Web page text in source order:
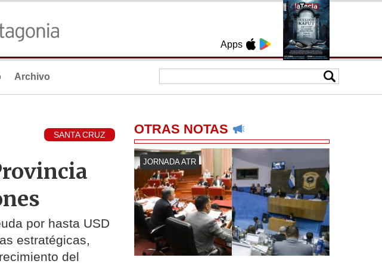
Apps
Archivo
SANTA CRUZ
por hasta USD
estratégicas,
del
OTRAS NOTAS
JORNADA ATR